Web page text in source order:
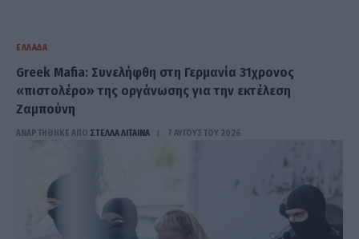
ΕΛΛΆΔΑ
Greek Mafia: Συνελήφθη στη Γερμανία 31χρονος
«πιστολέρο» της οργάνωσης για την εκτέλεση
Ζαμπούνη
ΑΝΑΡΤΗΘΗΚΕ ΑΠΟ ΣΤΈΛΛΑ ΛΊΤΑΙΝΑ 7 ΑΥΓΟΎΣΤΟΥ 2026